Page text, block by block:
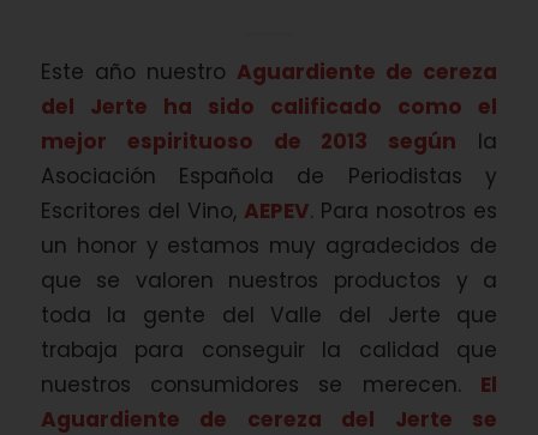
Este año nuestro Aguardiente de cereza
del Jerte ha sido calificado como el
mejor espirituoso de 2013 según la
Asociación Española de Periodistas y
Escritores del Vino, AEPEV. Para nosotros es
un honor y estamos muy agradecidos de
que se valoren nuestros productos y a
toda la gente del Valle del Jerte que
trabaja para conseguir la calidad que
nuestros consumidores se merecen. El
Aguardiente de cereza del Jerte se